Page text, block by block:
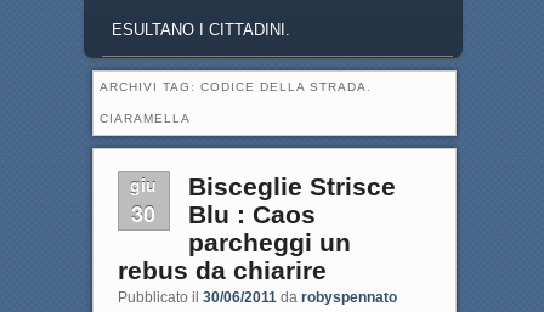
ESULTANO I CITTADINI.
ARCHIVI TAG: CODICE DELLA STRADA.
CIARAMELLA
giu
30
Bisceglie Strisce
Blu : Caos
parcheggi un
rebus da chiarire
Pubblicato il 30/06/2011 da robyspennato